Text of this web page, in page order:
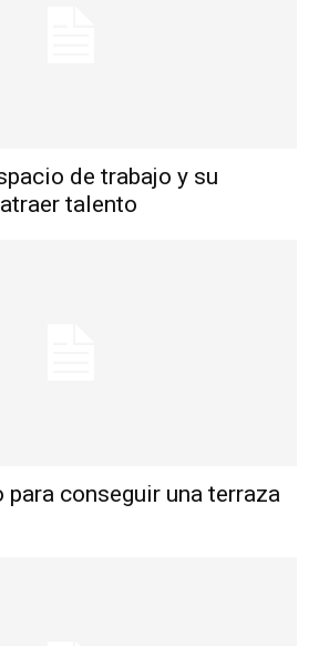
de trabajo y su
talento
conseguir una terraza